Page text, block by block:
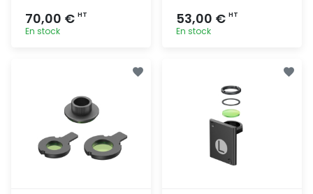
70,00 € HT
En stock
53,00 € HT
En stock